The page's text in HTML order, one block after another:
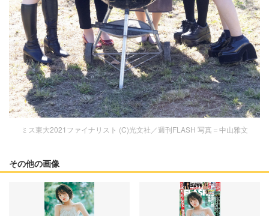
ミス東大2021ファイナリスト (C)光文社／週刊FLASH 写真＝中山雅文
その他の画像